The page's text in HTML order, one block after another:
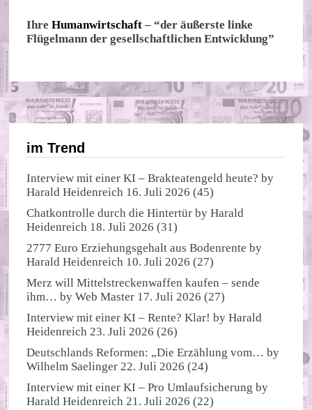
IhreHumanwirtschaft – “der äußerste linke
Flügelmann der gesellschaftlichen Entwicklung”
im Trend
Interview mit einer KI – Brakteatengeld heute? by
Harald Heidenreich 16. Juli 2026 (45)
Chatkontrolle durch die Hintertür byHarald
Heidenreich 18. Juli 2026 (31)
2777 Euro Erziehungsgehalt aus Bodenrente by
Harald Heidenreich 10. Juli 2026 (27)
Merz will Mittelstreckenwaffen kaufen – sende
ihm… byWeb Master 17. Juli 2026 (27)
Interview mit einer KI – Rente? Klar! byHarald
Heidenreich 23. Juli 2026 (26)
Deutschlands Reformen: „Die Erzählung vom… by
Wilhelm Saelinger 22. Juli 2026 (24)
Interview mit einer KI – Pro Umlaufsicherung by
Harald Heidenreich 21. Juli 2026 (22)